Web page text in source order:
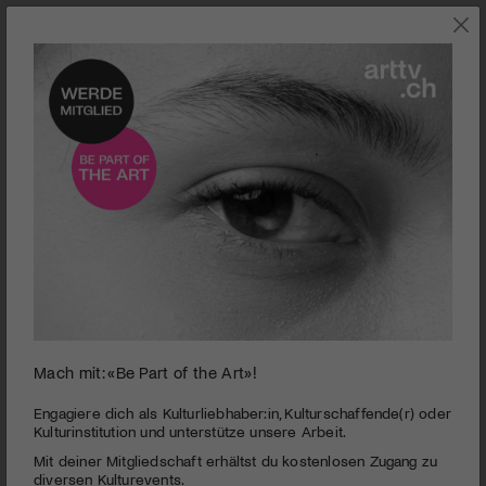
KUNST
seconds
minutes,
40
Ester Heeb
Kunstsommer hält Einzug
Mach mit: «Be Part of the Art»!
Engagiere dich als Kulturliebhaber:in, Kulturschaffende(r) oder
Kulturinstitution und unterstütze unsere Arbeit.
Mit deiner Mitgliedschaft erhältst du kostenlosen Zugang zu
diversen Kulturevents.